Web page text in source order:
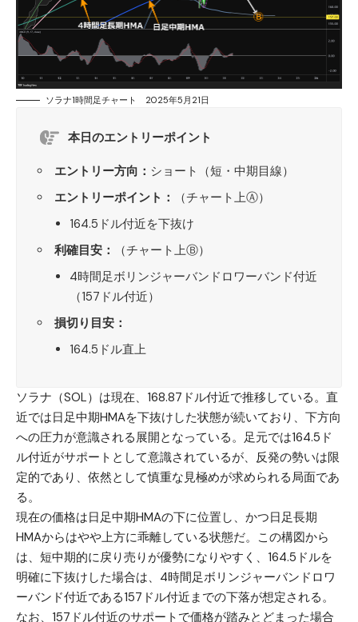
ソラナ1時間足チャート 2025年5月21日
本日のエントリーポイント
エントリー方向： ショート（短・中期目線）
エントリーポイント：
（チャート上Ⓐ）
164.5ドル付近を下抜け
利確目安：
（チャート上Ⓑ）
4時間足ボリンジャーバンドロワーバンド付近
（157ドル付近）
損切り目安：
164.5ドル直上
ソラナ（SOL） は現在、168.87ドル付近で推移している。直
近では日足中期HMAを下抜けした状態が続いており、下方向
への圧力が意識される展開となっている。足元では164.5ド
ル付近がサポートとして意識されているが、反発の勢いは限
定的であり、依然として慎重な見極めが求められる局面であ
る。
現在の価格は日足中期HMAの下に位置し、かつ日足長期
HMAからはやや上方に乖離している状態だ。この構図から
は、短中期的に戻り売りが優勢になりやすく、164.5ドルを
明確に下抜けした場合は、4時間足ボリンジャーバンドロワ
ーバンド付近である157ドル付近までの下落が想定される。
なお、157ドル付近のサポートで価格が踏みとどまった場合